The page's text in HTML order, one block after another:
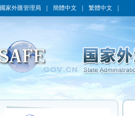
國家外匯管理局 簡體中文 繁體中文